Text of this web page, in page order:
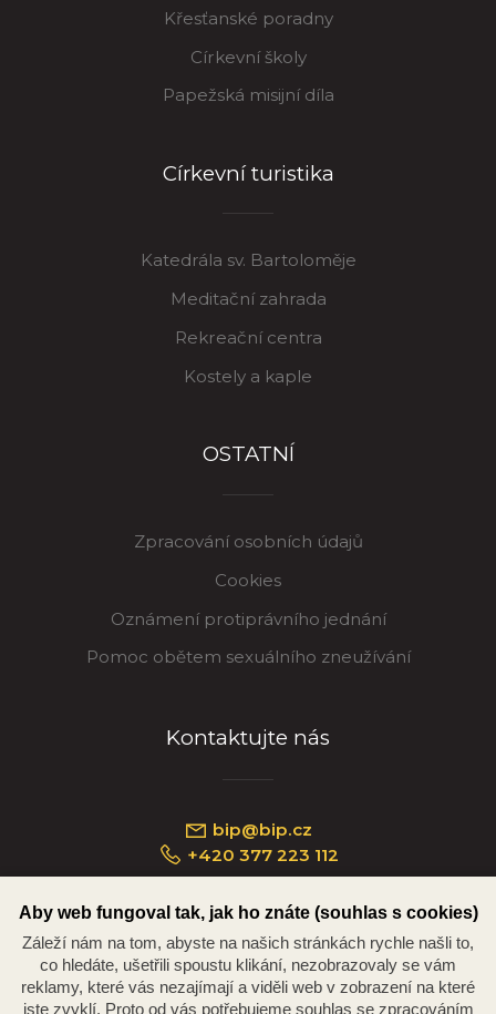
Křesťanské poradny
Církevní školy
Papežská misijní díla
Církevní turistika
Katedrála sv. Bartoloměje
Meditační zahrada
Rekreační centra
Kostely a kaple
OSTATNÍ
Zpracování osobních údajů
Cookies
Oznámení protiprávního jednání
Pomoc obětem sexuálního zneužívání
Kontaktujte nás
bip@bip.cz
+420 377 223 112
Náměstí Republiky 234/35, 301 00 Plzeň
Aby web fungoval tak, jak ho znáte (souhlas s cookies)
Záleží nám na tom, abyste na našich stránkách rychle našli to,
co hledáte, ušetřili spoustu klikání, nezobrazovaly se vám
reklamy, které vás nezajímají a viděli web v zobrazení na které
jste zvyklí. Proto od vás potřebujeme souhlas se zpracováním